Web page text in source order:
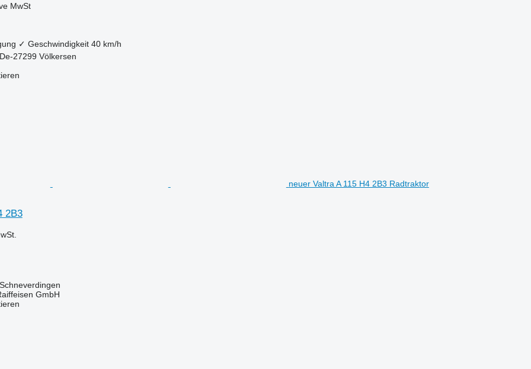
MwSt
✓ Geschwindigkeit 40 km/h
27299 Völkersen
neuer Valtra A 115 H4 2B3 Radtraktor
2B3
GmbH